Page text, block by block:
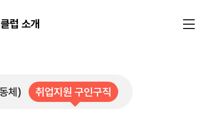
럽 소개
체) 취업지원 구인구직